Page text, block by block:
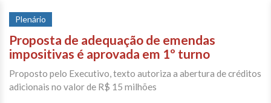
Plenário
Proposta de adequação de emendas
impositivas é aprovada em 1º turno
Proposto pelo Executivo, texto autoriza a abertura de créditos
adicionais no valor de R$ 15 milhões